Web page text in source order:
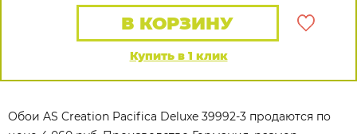
Купить в 1 клик
В КОРЗИНУ
Обои AS Creation Pacifica Deluxe 39992-3 продаются по